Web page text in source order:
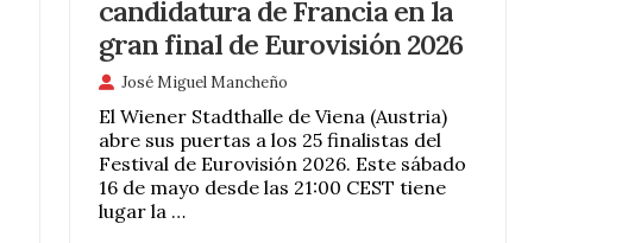
candidatura de Francia en la
gran final de Eurovisión 2026
José Miguel Mancheño
El Wiener Stadthalle de Viena (Austria)
abre sus puertas a los 25 finalistas del
Festival de Eurovisión 2026. Este sábado
16 de mayo desde las 21:00 CEST tiene
lugar la …